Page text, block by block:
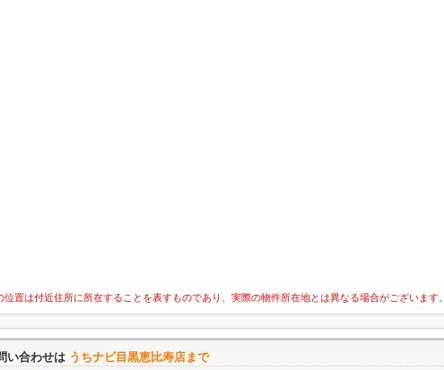
置は付近住所に所在することを表すものであり、実際の物件所在地とは異なる場合がございます。
い合わせは うちナビ目黒恵比寿店まで